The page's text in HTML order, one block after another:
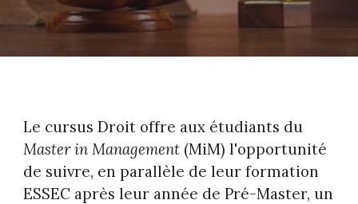
Le cursus Droit offre aux étudiants du
Master in Management (MiM) l'opportunité
de suivre, en parallèle de leur formation
ESSEC après leur année de Pré-Master, un